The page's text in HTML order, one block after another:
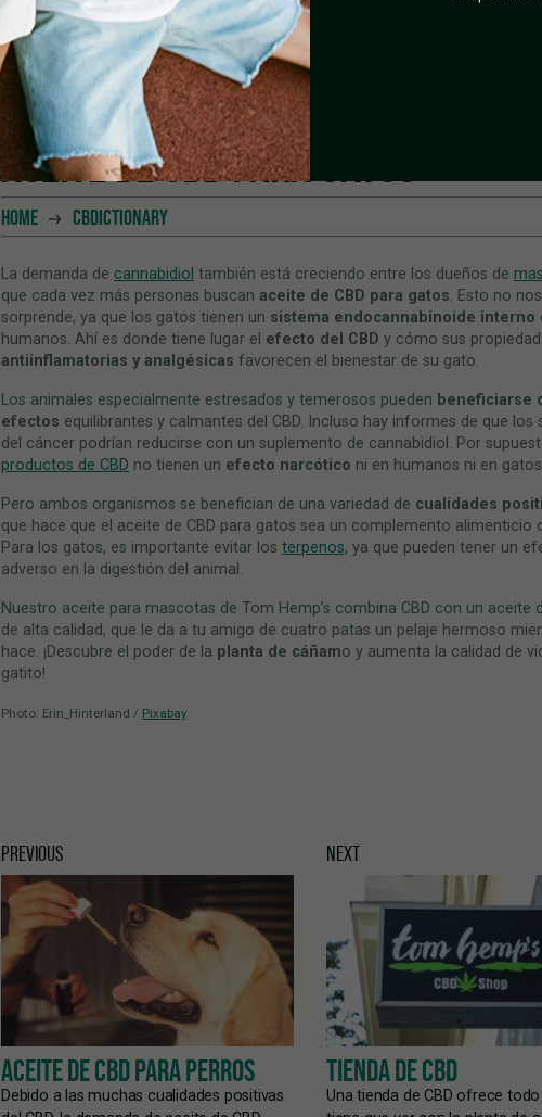
ACEITE DE CBD PARA GATOS
HOME CBDICTIONARY
La demanda de cannabidiol también está creciendo entre los dueños de
que cada vez más personas buscan aceite de CBD para gatos. Esto no nos
sorprende, ya que los gatos tienen un sistema endocannabinoide interno
humanos. Ahí es donde tiene lugar el efecto del CBD y cómo sus
antiinflamatorias y analgésicas favorecen el bienestar de su gato.
Los animales especialmente estresados ​​y temerosos pueden beneficiarse
efectos equilibrantes y calmantes del CBD. Incluso hay informes de que los
del cáncer podrían reducirse con un suplemento de cannabidiol. Por
productos de CBD no tienen un efecto narcótico ni en humanos ni en
Pero ambos organismos se benefician de una variedad de cualidades
que hace que el aceite de CBD para gatos sea un complemento alimenticio
Para los gatos, es importante evitar los terpenos, ya que pueden tener un
adverso en la digestión del animal.
Nuestro aceite para mascotas de Tom Hemp’s combina CBD con un aceite
de alta calidad, que le da a tu amigo de cuatro patas un pelaje hermoso
hace. ¡Descubre el poder de la planta de cáñamo y aumenta la calidad de
gatito!
Photo: Erin_Hinterland / Pixabay
PREVIOUS
ACEITE DE CBD PARA PERROS
Debido a las muchas cualidades positivas
NEXT
TIENDA DE CBD
Una tienda de CBD ofrece